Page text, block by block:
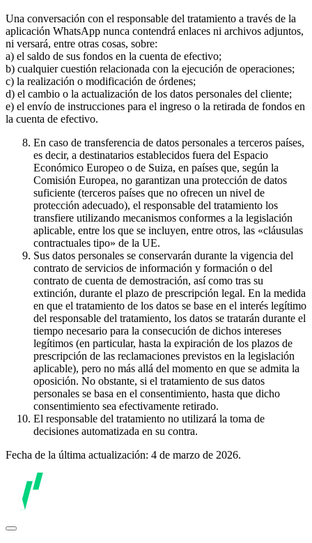
Una conversación con el responsable del tratamiento a través de la
aplicación WhatsApp nunca contendrá enlaces ni archivos adjuntos,
ni versará, entre otras cosas, sobre:
a) el saldo de sus fondos en la cuenta de efectivo;
b) cualquier cuestión relacionada con la ejecución de operaciones;
c) la realización o modificación de órdenes;
d) el cambio o la actualización de los datos personales del cliente;
e) el envío de instrucciones para el ingreso o la retirada de fondos en
la cuenta de efectivo.
En caso de transferencia de datos personales a terceros países,
es decir, a destinatarios establecidos fuera del Espacio
Económico Europeo o de Suiza, en países que, según la
Comisión Europea, no garantizan una protección de datos
suficiente (terceros países que no ofrecen un nivel de
protección adecuado), el responsable del tratamiento los
transfiere utilizando mecanismos conformes a la legislación
aplicable, entre los que se incluyen, entre otros, las «cláusulas
contractuales tipo» de la UE.
Sus datos personales se conservarán durante la vigencia del
contrato de servicios de información y formación o del
contrato de cuenta de demostración, así como tras su
extinción, durante el plazo de prescripción legal. En la medida
en que el tratamiento de los datos se base en el interés legítimo
del responsable del tratamiento, los datos se tratarán durante el
tiempo necesario para la consecución de dichos intereses
legítimos (en particular, hasta la expiración de los plazos de
prescripción de las reclamaciones previstos en la legislación
aplicable), pero no más allá del momento en que se admita la
oposición. No obstante, si el tratamiento de sus datos
personales se basa en el consentimiento, hasta que dicho
consentimiento sea efectivamente retirado.
El responsable del tratamiento no utilizará la toma de
decisiones automatizada en su contra.
Fecha de la última actualización: 4 de marzo de 2026.